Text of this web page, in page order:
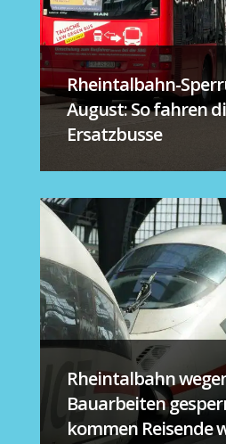
Rheintalbahn-
August: So fahren
Ersatzbusse
Rheintalbahn
Bauarbeiten
kommen Reisende